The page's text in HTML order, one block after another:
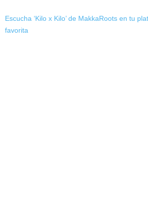
Escucha ‘Kilo x Kilo’ de MakkaRoots en tu
favorita